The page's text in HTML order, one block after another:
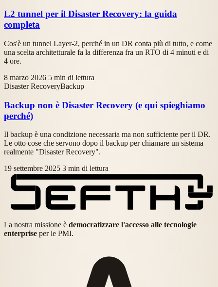
L2 tunnel per il Disaster Recovery: la guida
completa
Cos'è un tunnel Layer-2, perché in un DR conta più di tutto, e come
una scelta architetturale fa la differenza fra un RTO di 4 minuti e di
4 ore.
8 marzo 2026 5 min di lettura
Disaster RecoveryBackup
Backup non è Disaster Recovery (e qui spieghiamo
perché)
Il backup è una condizione necessaria ma non sufficiente per il DR.
Le otto cose che servono dopo il backup per chiamare un sistema
realmente "Disaster Recovery".
19 settembre 2025 3 min di lettura
La nostra missione è democratizzare l'accesso alle tecnologie
enterprise per le PMI.